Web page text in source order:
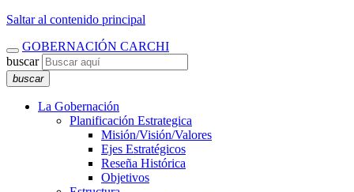
Saltar al contenido principal
GOBERNACIÓN CARCHI
buscar
buscar
La Gobernación
Planificación Estrategica
Misión/Visión/Valores
Ejes Estratégicos
Reseña Histórica
Objetivos